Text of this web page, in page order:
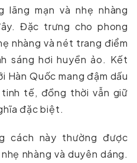
lãng mạn và nhẹ nhàng
Đặc trưng cho phong
nhàng và nét trang điểm
sáng hơi huyền ảo. Kết
Hàn Quốc mang đậm dấu
tinh tế, đồng thời vẫn giữ
đặc biệt.
cách này thường được
nhàng và duyên dáng.